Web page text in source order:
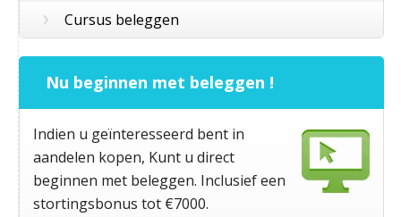
› Cursus beleggen
Nu beginnen met beleggen !
Indien u geïnteresseerd bent in
aandelen kopen, Kunt u direct
beginnen met beleggen. Inclusief een
stortingsbonus tot €7000.